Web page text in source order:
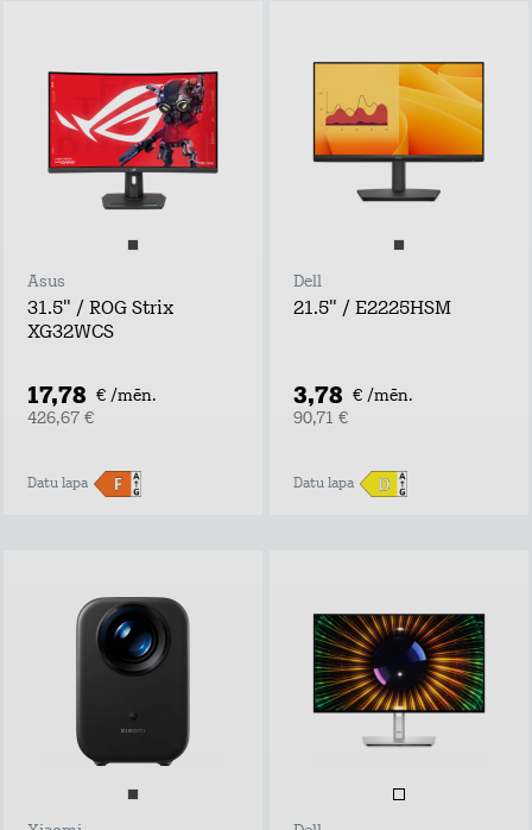
Asus
31.5" / ROG Strix
XG32WCS
17,78 € /mēn.
426,67 €
Datu lapa
Dell
21.5" / E2225HSM
3,78 € /mēn.
90,71 €
Datu lapa